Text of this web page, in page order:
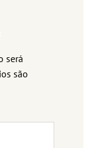
será
são